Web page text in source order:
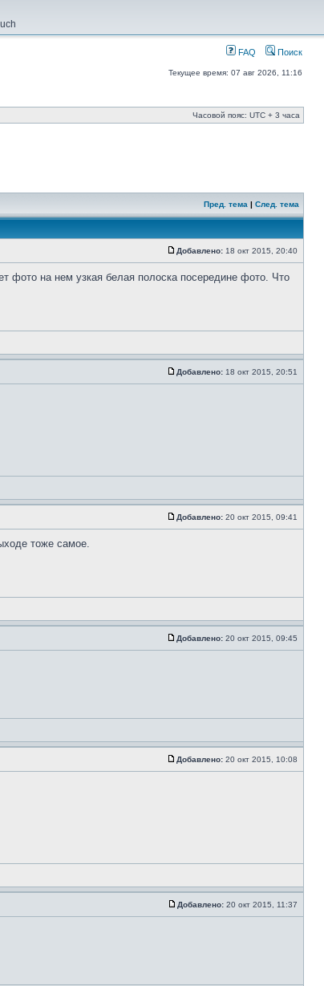
FAQ Поиск
Текущее время: 07 авг 2026, 11:16
Часовой пояс: UTC + 3 часа
Пред. тема | След. тема
Добавлено: 18 окт 2015, 20:40
фото на нем узкая белая полоска посередине фото. Что
Добавлено: 18 окт 2015, 20:51
Добавлено: 20 окт 2015, 09:41
тоже самое.
Добавлено: 20 окт 2015, 09:45
Добавлено: 20 окт 2015, 10:08
Добавлено: 20 окт 2015, 11:37